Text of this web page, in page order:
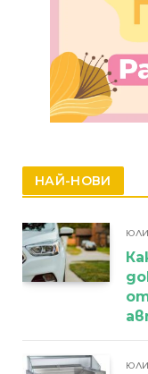
НАЙ-НОВИ
ЮЛИ
ЮЛИ